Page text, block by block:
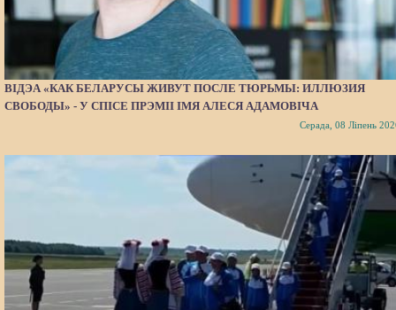
ВІДЭА «КАК БЕЛАРУСЫ ЖИВУТ ПОСЛЕ ТЮРЬМЫ: ИЛЛЮЗИЯ
СВОБОДЫ» - У СПІСЕ ПРЭМІІ ІМЯ АЛЕСЯ АДАМОВІЧА
Серада, 08 Ліпень